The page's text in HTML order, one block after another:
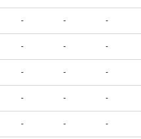
- - -
- - -
- - -
- - -
- - -